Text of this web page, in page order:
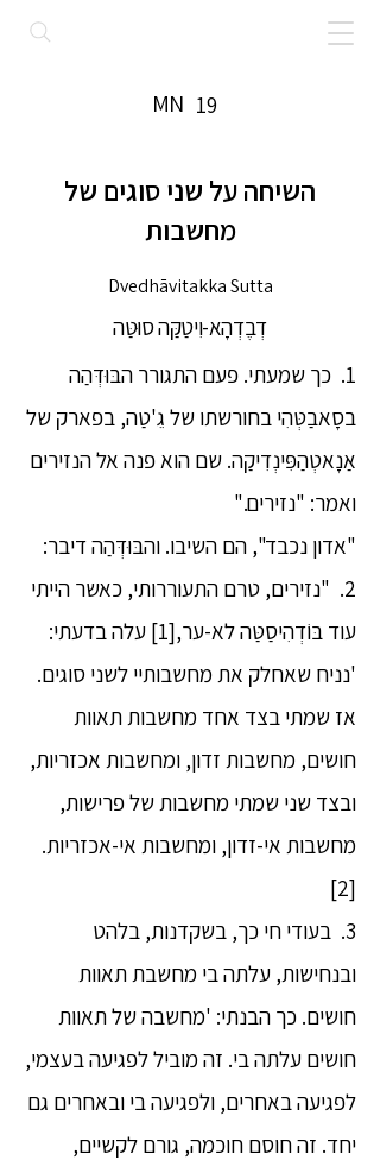
19
MN
השיחה על שני סוגים של
מחשבות
Dvedhāvitakka Sutta
דְבֶדְהָא-וִיטַקַּה סוּטַּה
1. כך שמעתי. פעם התגורר הבּוּדְּהַה
בסָאבַטְּהִי בחורשתו של גֵ'טַה, בפארק של
אַנָאטְהַפִּינְדִיקַה. שם הוא פנה אל הנזירים
ואמר: "נזירים."
"אדון נכבד", הם השיבו. והבּוּדְּהַה דיבר:
2. "נזירים, טרם התעוררותי, כאשר הייתי
עוד בּוֹדְהִיסַטַּה לא-ער,[1] עלה בדעתי:
'נניח שאחלק את מחשבותיי לשני סוגים.
אז שמתי בצד אחד מחשבות תאוות
חושים, מחשבות זדון, ומחשבות אכזריות,
ובצד שני שמתי מחשבות של פרישות,
מחשבות אי-זדון, ומחשבות אי-אכזריות.
[2]
3. בעודי חי כך, בשקדנות, בלהט
ובנחישות, עלתה בי מחשבת תאוות
חושים. כך הבנתי: 'מחשבה של תאוות
חושים עלתה בי. זה מוביל לפגיעה בעצמי,
לפגיעה באחרים, ולפגיעה בי ובאחרים גם
יחד. זה חוסם חוכמה, גורם לקשיים,